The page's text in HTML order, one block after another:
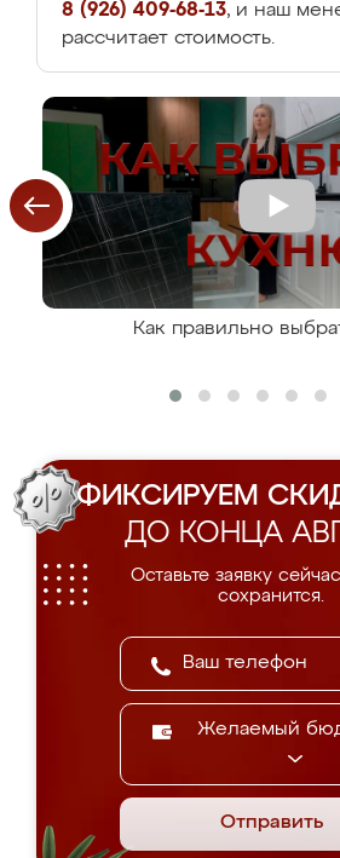
8 (926) 409-68-13, и наш
рассчитает стоимость.
Как правильно
ФИКСИРУЕМ
ДО КОНЦА
Оставьте заявку
сохранится.
Желаемый
Отправить